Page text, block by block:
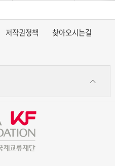
저작권정책
찾아오시는길